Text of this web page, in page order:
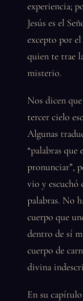
experiencia;
Jesús es el
excepto por
quien te trae
misterio.
Nos dicen
tercer cielo
Algunas
“palabras que
pronunciar”,
vio y escuchó
palabras. No
cuerpo que
dentro de sí
cuerpo de
divina
En su